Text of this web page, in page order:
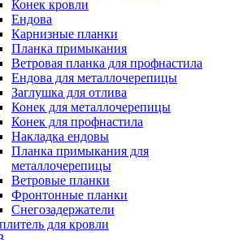
Конек кровли
Ендова
Карнизные планки
Планка примыкания
Ветровая планка для профнастила
Ендова для металлочерепицы
Заглушка для отлива
Конек для металлочерепицы
Конек для профнастила
Накладка ендовы
Планка примыкания для
металлочерепицы
Ветровые планки
Фронтонные планки
Снегозадержатели
для кровли